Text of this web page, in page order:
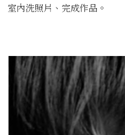
室內洗照片、完成作品。